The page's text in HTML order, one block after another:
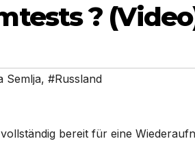
?
Semlja, #Russland
bereit für eine